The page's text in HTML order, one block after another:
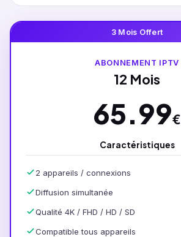
3 Mois Offert
ABONNEMENT IPTV
12 Mois
65.99€
Caractéristiques
2 appareils / connexions
Diffusion simultanée
Qualité 4K / FHD / HD / SD
Compatible tous appareils